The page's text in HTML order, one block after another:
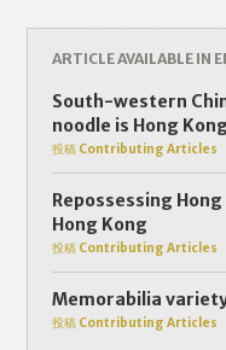
WhatsApp
將你的個人資料
取得的資料結
透露你的個人資
個人資料將用於
頁內容、評估
或進行不記名的
用於所述指定
容許或屬法例規
意，你的個人資
ARTICLE AVAILABLE IN
South-western
noodle is Hong
投稿 Contributing Articles
Repossessing
Hong Kong
投稿 Contributing Articles
Memorabilia
投稿 Contributing Articles